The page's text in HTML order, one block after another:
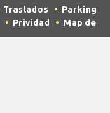
Traslados
Parking
Prividad
Map de